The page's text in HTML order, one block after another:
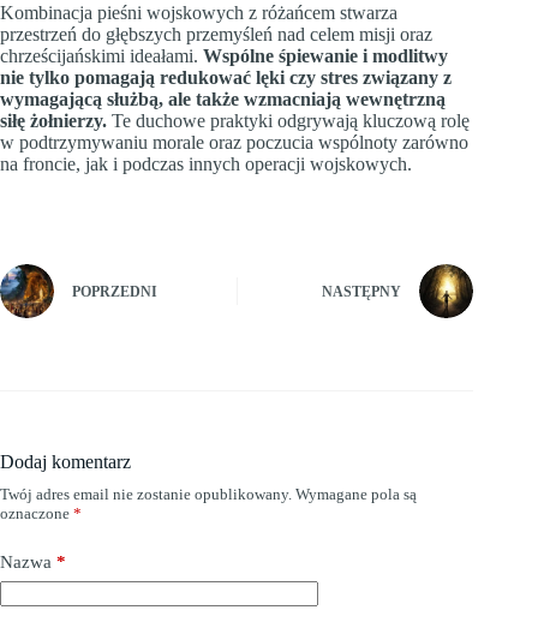
Kombinacja pieśni wojskowych z różańcem stwarza
przestrzeń do głębszych przemyśleń nad celem misji oraz
chrześcijańskimi ideałami. Wspólne śpiewanie i modlitwy
nie tylko pomagają redukować lęki czy stres związany z
wymagającą służbą, ale także wzmacniają wewnętrzną
siłę żołnierzy. Te duchowe praktyki odgrywają kluczową rolę
w podtrzymywaniu morale oraz poczucia wspólnoty zarówno
na froncie, jak i podczas innych operacji wojskowych.
POPRZEDNI NASTĘPNY
Dodaj komentarz
Twój adres email nie zostanie opublikowany. Wymagane pola są
oznaczone *
Nazwa *